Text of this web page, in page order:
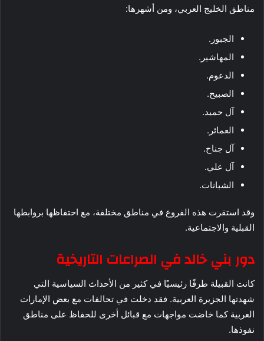
مناطق الخليج العربي، ومن أشهرها:
الجبور.
المهاشير.
الدعوم.
الصبيح.
آل حميد.
العمائر.
آل جناح.
آل علي.
الشبانات.
وقد استقرت هذه الفروع في مناطق مختلفة، مع احتفاظها بروابطها
القبلية والاجتماعية.
دور بني خالد في الصراعات التاريخية
كانت القبيلة طرفًا رئيسيًا في كثير من الأحداث السياسية التي
شهدتها الجزيرة العربية. فقد دخلت في تحالفات مع بعض الإمارات
العربية كما خاضت مواجهات مع قبائل أخرى للحفاظ على مناطق
نفوذها.